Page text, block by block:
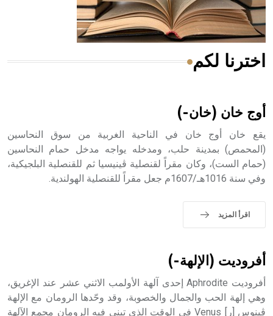
أجود أنواعه، ويمتاز بكبر الحجم ويسمى الش
هل تعلم أن الأبسيد كلمة فرنسية اللفظ تم اعتمادها مصطلحاً
- هل تعلم أن أبجر Abgar اسم معروف جيداً يعود إلى عدد من
الملوك الذين حكموا مدينة إديسا (الرها) من أبجر الأول وحتى
sign تكتب منفصلة غير متصلة، وتعتمد المبدأ الأكوروفوني،
حيث تقتصر القيمة الصوتية للعلامة الك
اخترنا لكم
أوج خان (خان-)
يقع خان أوج خان في الناحية الغربية من سوق النحاسين
(المحمص) بمدينة حلب، ومدخله يواجه مدخل حمام النحاسين
(حمام الست)، وكان مقراً لقنصلية ڤينيسيا ثم للقنصلية البلجيكية،
وفي سنة 1016هـ/1607م جعل مقراً للقنصلية الهولندية.
اقرأ المزيد
أفروديت (الإلهة-)
أفروديت Aphrodite إحدى آلهة الأولمب الاثني عشر عند الإغريق،
وهي إلهة الحب والجمال والخصوبة، وقد وحّدها الرومان مع الإلهة
ڤينوس [ر] Venus في الوقت الذي تبنى فيه الرومان مجمع الآلهة